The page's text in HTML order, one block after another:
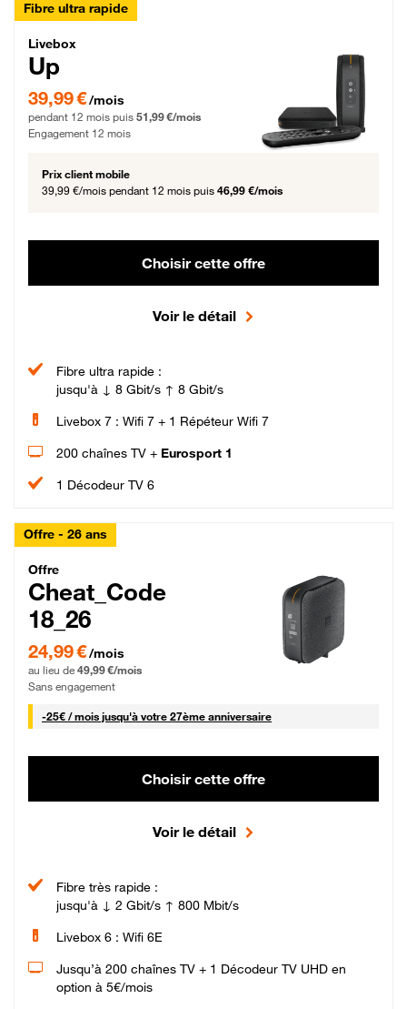
Fibre ultra rapide
Livebox Up Fibre
Livebox
Up
39,99 € par mois pendant 12 mois puis 51,99 € par mois, Engagement 12 mois
39,99 €/mois
pendant 12 mois puis 51,99 €/mois
Engagement 12 mois
Prix client mobile
39,99 €/mois pendant 12 mois puis 46,99 €/mois
Choisir cette offre
Voir le détail
Fibre ultra rapide :
jusqu'à ↓ 8 Gbit/s ↑ 8 Gbit/s
Livebox 7 : Wifi 7 + 1 Répéteur Wifi 7
200 chaînes TV + Eurosport 1
1 Décodeur TV 6
Offre - 26 ans
Cheat_Code Fibre_18_26
Offre
Cheat_Code
18_26
24,99 € par mois pendant 0 mois puis 49,99 € par mois, Sans engagement
24,99 €/mois
au lieu de 49,99 €/mois
Sans engagement
-25€ / mois25 € par mois
jusqu'à votre 27ème anniversaire
Choisir cette offre
Voir le détail
Fibre très rapide :
jusqu'à ↓ 2 Gbit/s ↑ 800 Mbit/s
Livebox 6 : Wifi 6E
Jusqu’à 200 chaînes TV + 1 Décodeur TV UHD en
option à 5€/mois